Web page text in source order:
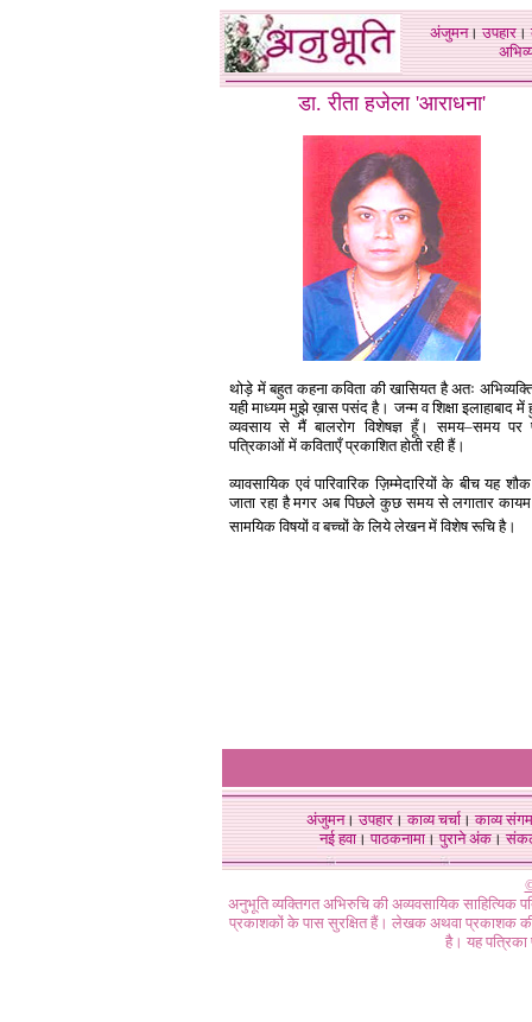
अंजुमन।उपहार।
डा. रीता हजेला 'आराधना'
थोड़े में बहुत कहना कविता की खासियत है अतः
यही माध्यम मुझे ख़ास पसंद है। जन्म व शिक्षा इलाहाबाद में
व्यवसाय से मैं बालरोग विशेषज्ञ हूँ। समय–समय पर
पत्रिकाओं में कविताएँ प्रकाशित होती रही हैं।
व्यावसायिक एवं पारिवारिक ज़िम्मेदारियों के बीच यह
जाता रहा है मगर अब पिछले कुछ समय से लगातार
सामयिक विषयों व बच्चों के लिये लेखन में विशेष रूचि है।
अंजुमन।उपहार।काव्य चर्चा।काव्य संगम
नई हवा। पाठकनामा। पुराने अंक।
अनुभूति व्यक्तिगत अभिरुचि की अव्यवसायिक
प्रकाशकों के पास सुरक्षित हैं। लेखक अथवा प्रकाशक की
है। यह पत्रिका